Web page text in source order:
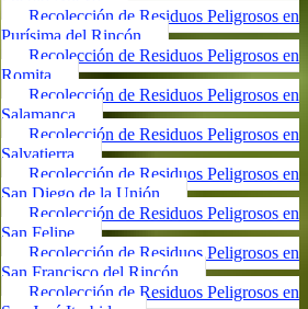
Recolección de Residuos Peligrosos en
Purísima del Rincón
Recolección de Residuos Peligrosos en
Romita
Recolección de Residuos Peligrosos en
Salamanca
Recolección de Residuos Peligrosos en
Salvatierra
Recolección de Residuos Peligrosos en
San Diego de la Unión
Recolección de Residuos Peligrosos en
San Felipe
Recolección de Residuos Peligrosos en
San Francisco del Rincón
Recolección de Residuos Peligrosos en